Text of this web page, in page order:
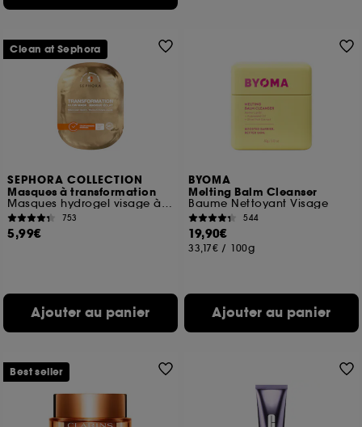
SEPHORA COLLECTION
Masques à transformation
Masques hydrogel visage à la Vitamine C
753
5,99€
Ajouter au panier
Clean at Sephora
BYOMA
Melting Balm Cleanser
Baume Nettoyant Visage
544
19,90€
33,17€ / 100g
Ajouter au panier
Best seller